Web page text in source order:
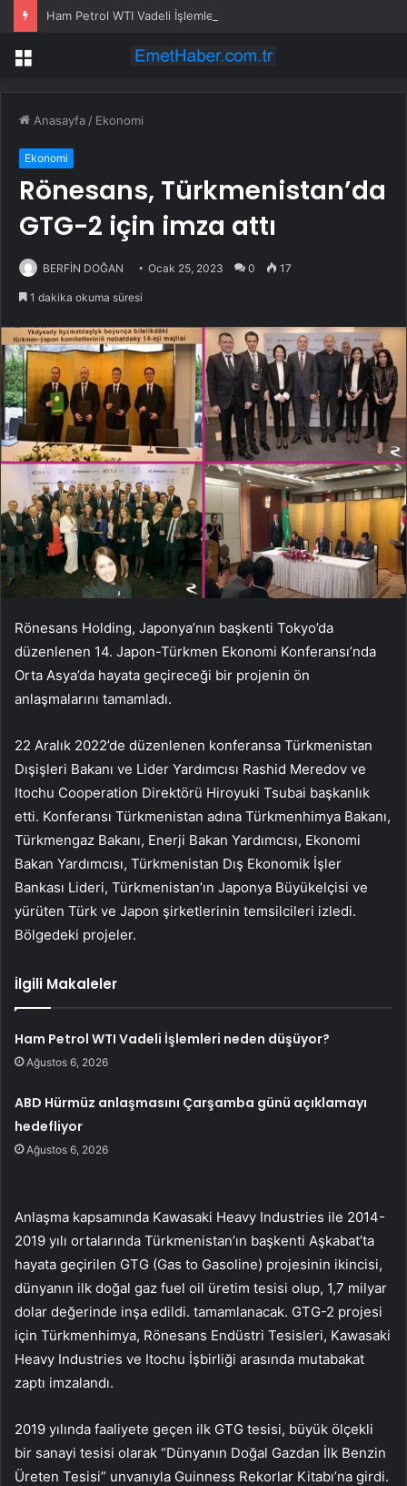
Ham Petrol WTI Vadeli İşlemleri neden düşüyor?
Menü
Anasayfa / Ekonomi
Ekonomi
Rönesans, Türkmenistan’da
GTG-2 için imza attı
BERFİN DOĞAN Ocak 25, 2023 0 17
1 dakika okuma süresi
Rönesans Holding, Japonya’nın başkenti Tokyo’da
düzenlenen 14. Japon-Türkmen Ekonomi Konferansı’nda
Orta Asya’da hayata geçireceği bir projenin ön
anlaşmalarını tamamladı.
22 Aralık 2022’de düzenlenen konferansa Türkmenistan
Dışişleri Bakanı ve Lider Yardımcısı Rashid Meredov ve
Itochu Cooperation Direktörü Hiroyuki Tsubai başkanlık
etti. Konferansı Türkmenistan adına Türkmenhimya Bakanı,
Türkmengaz Bakanı, Enerji Bakan Yardımcısı, Ekonomi
Bakan Yardımcısı, Türkmenistan Dış Ekonomik İşler
Bankası Lideri, Türkmenistan’ın Japonya Büyükelçisi ve
yürüten Türk ve Japon şirketlerinin temsilcileri izledi.
Bölgedeki projeler.
İlgili Makaleler
Ham Petrol WTI Vadeli İşlemleri neden düşüyor?
Ağustos 6, 2026
ABD Hürmüz anlaşmasını Çarşamba günü açıklamayı
hedefliyor
Ağustos 6, 2026
Anlaşma kapsamında Kawasaki Heavy Industries ile 2014-
2019 yılı ortalarında Türkmenistan’ın başkenti Aşkabat’ta
hayata geçirilen GTG (Gas to Gasoline) projesinin ikincisi,
dünyanın ilk doğal gaz fuel oil üretim tesisi olup, 1,7 milyar
dolar değerinde inşa edildi. tamamlanacak. GTG-2 projesi
için Türkmenhimya, Rönesans Endüstri Tesisleri, Kawasaki
Heavy Industries ve Itochu İşbirliği arasında mutabakat
zaptı imzalandı.
2019 yılında faaliyete geçen ilk GTG tesisi, büyük ölçekli
bir sanayi tesisi olarak “Dünyanın Doğal Gazdan İlk Benzin
Üreten Tesisi” unvanıyla Guinness Rekorlar Kitabı’na girdi.